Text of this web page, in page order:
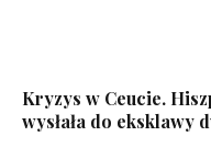
Kryzys w Ceucie.
wysłała do eksklawy